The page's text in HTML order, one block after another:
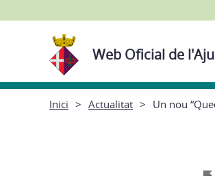
Web Oficial de
Inici Actualitat Un nou